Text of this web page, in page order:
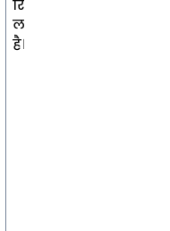
रिश्तेदारों पर
लागू करता
है।